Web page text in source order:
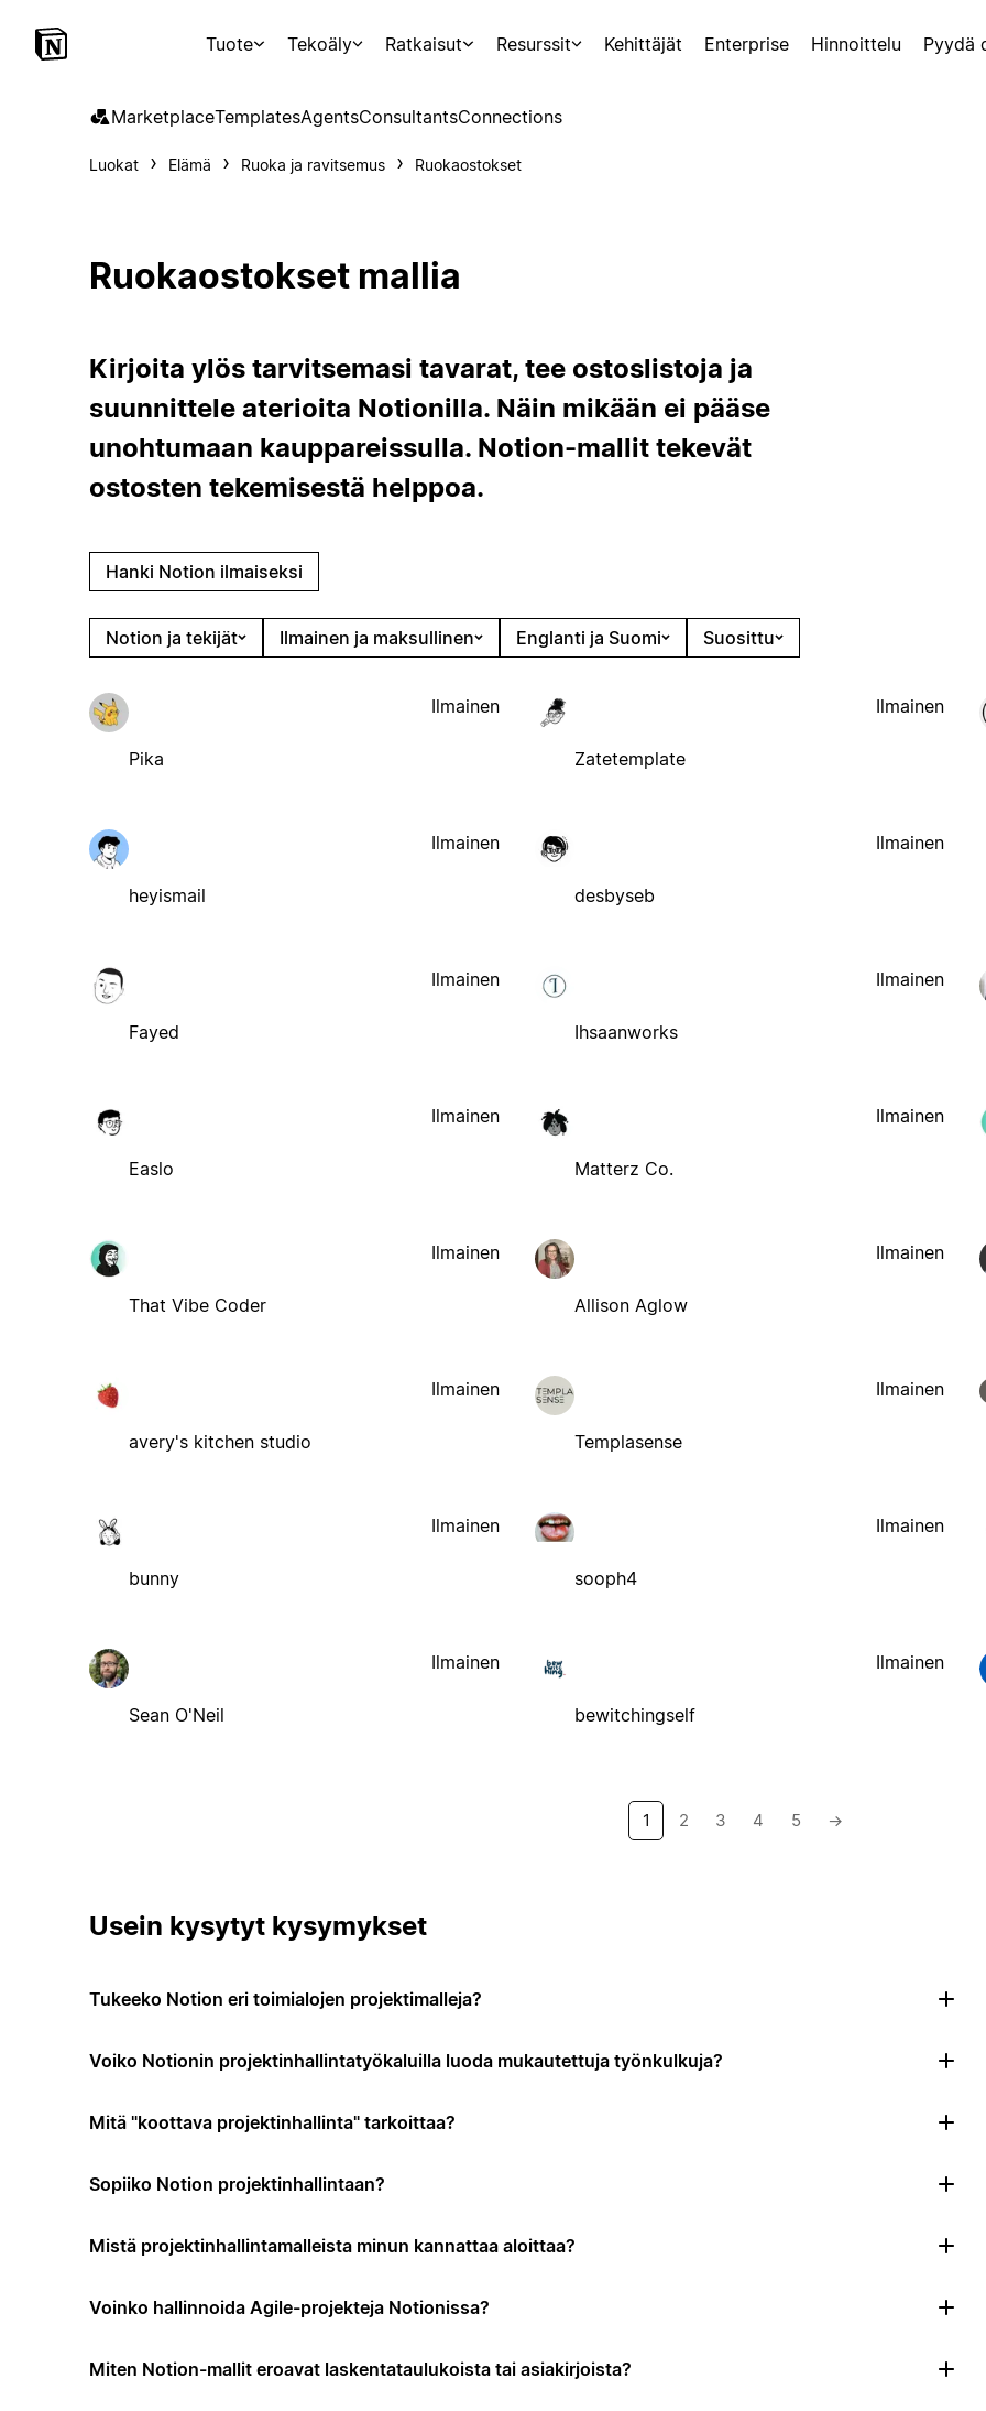
Tuote Tekoäly Ratkaisut Resurssit Kehittäjät Enterprise Hinnoittelu Pyydä
MarketplaceTemplatesAgentsConsultantsConnections
Luokat Elämä Ruoka ja ravitsemus Ruokaostokset
Ruokaostokset mallia
Kirjoita ylös tarvitsemasi tavarat, tee ostoslistoja ja
suunnittele aterioita Notionilla. Näin mikään ei pääse
unohtumaan kauppareissulla. Notion-mallit tekevät
ostosten tekemisestä helppoa.
Hanki Notion ilmaiseksi
Notion ja tekijät Ilmainen ja maksullinen Englanti ja Suomi Suosittu
Pika
Ilmainen
Zatetemplate
Ilmainen
heyismail
Ilmainen
desbyseb
Ilmainen
Fayed
Ilmainen
Ihsaanworks
Ilmainen
Easlo
Ilmainen
Matterz Co.
Ilmainen
That Vibe Coder
Ilmainen
Allison Aglow
Ilmainen
avery's kitchen studio
Ilmainen
Templasense
Ilmainen
bunny
Ilmainen
sooph4
Ilmainen
Sean O'Neil
Ilmainen
bewitchingself
Ilmainen
1 2 3 4 5 →
Usein kysytyt kysymykset
Tukeeko Notion eri toimialojen projektimalleja?
Voiko Notionin projektinhallintatyökaluilla luoda mukautettuja työnkulkuja?
Mitä "koottava projektinhallinta" tarkoittaa?
Sopiiko Notion projektinhallintaan?
Mistä projektinhallintamalleista minun kannattaa aloittaa?
Voinko hallinnoida Agile-projekteja Notionissa?
Miten Notion-mallit eroavat laskentataulukoista tai asiakirjoista?